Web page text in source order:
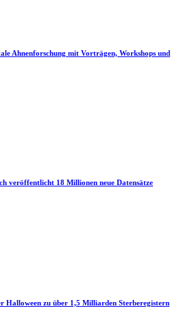
Ahnenforschung mit Vorträgen, Workshops und
veröffentlicht 18 Millionen neue Datensätze
Halloween zu über 1,5 Milliarden Sterberegistern